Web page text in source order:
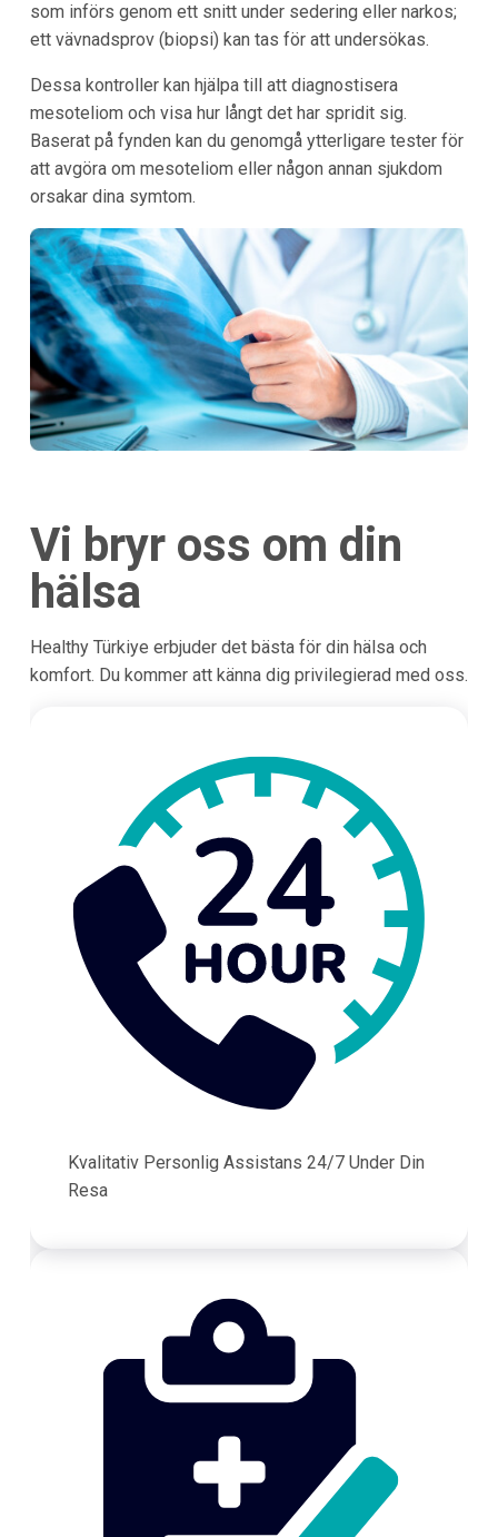
som införs genom ett snitt under sedering eller narkos;
ett vävnadsprov (biopsi) kan tas för att undersökas.
Dessa kontroller kan hjälpa till att diagnostisera
mesoteliom och visa hur långt det har spridit sig.
Baserat på fynden kan du genomgå ytterligare tester för
att avgöra om mesoteliom eller någon annan sjukdom
orsakar dina symtom.
Vi bryr oss om din
hälsa
Healthy Türkiye erbjuder det bästa för din hälsa och
komfort. Du kommer att känna dig privilegierad med oss.
Kvalitativ Personlig Assistans 24/7 Under Din
Resa